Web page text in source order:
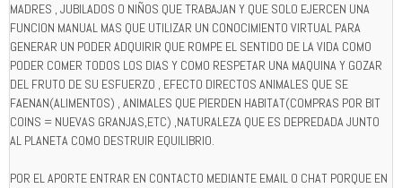
MADRES , JUBILADOS O NIÑOS QUE TRABAJAN Y QUE SOLO EJERCEN UNA
FUNCION MANUAL MAS QUE UTILIZAR UN CONOCIMIENTO VIRTUAL PARA
GENERAR UN PODER ADQUIRIR QUE ROMPE EL SENTIDO DE LA VIDA COMO
PODER COMER TODOS LOS DIAS Y COMO RESPETAR UNA MAQUINA Y GOZAR
DEL FRUTO DE SU ESFUERZO , EFECTO DIRECTOS ANIMALES QUE SE
FAENAN(ALIMENTOS) , ANIMALES QUE PIERDEN HABITAT(COMPRAS POR BIT
COINS = NUEVAS GRANJAS,ETC) ,NATURALEZA QUE ES DEPREDADA JUNTO
AL PLANETA COMO DESTRUIR EQUILIBRIO.
POR EL APORTE ENTRAR EN CONTACTO MEDIANTE EMAIL O CHAT PORQUE EN